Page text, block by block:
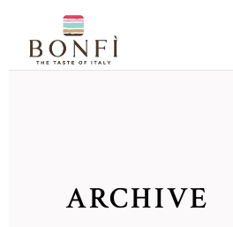
ARCHIVE